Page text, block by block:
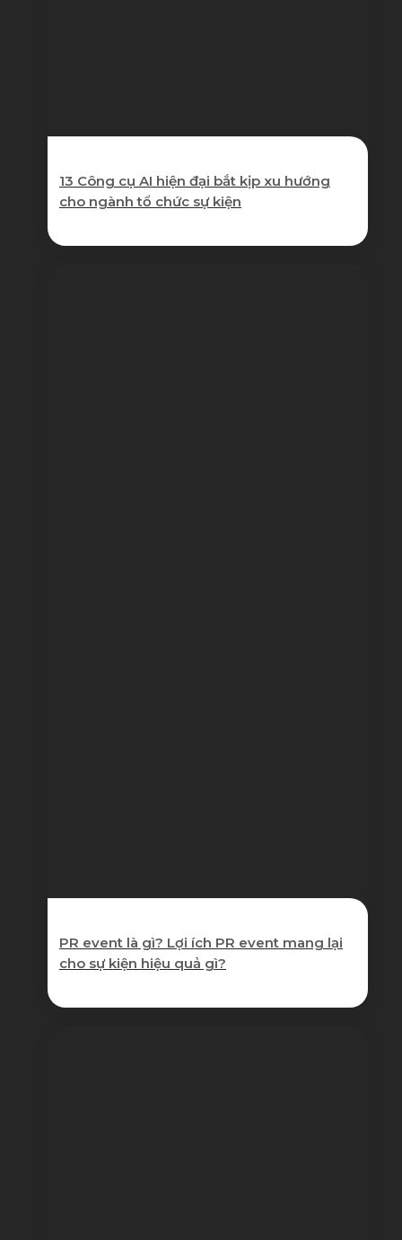
13 Công cụ AI hiện đại bắt kịp xu hướng
cho ngành tổ chức sự kiện
PR event là gì? Lợi ích PR event mang lại
cho sự kiện hiệu quả gì?